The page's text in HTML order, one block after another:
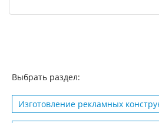
Выбрать раздел:
Изготовление рекламных